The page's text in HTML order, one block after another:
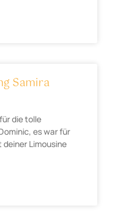
Samira
die tolle
es war für
deiner Limousine